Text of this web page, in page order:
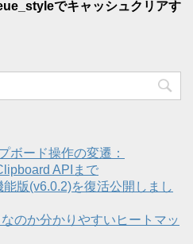
でキャッシュクリアす
ボード操作の変遷：
APIまで
版(v6.0.2)を復活公開しまし
のか分かりやすいヒートマッ